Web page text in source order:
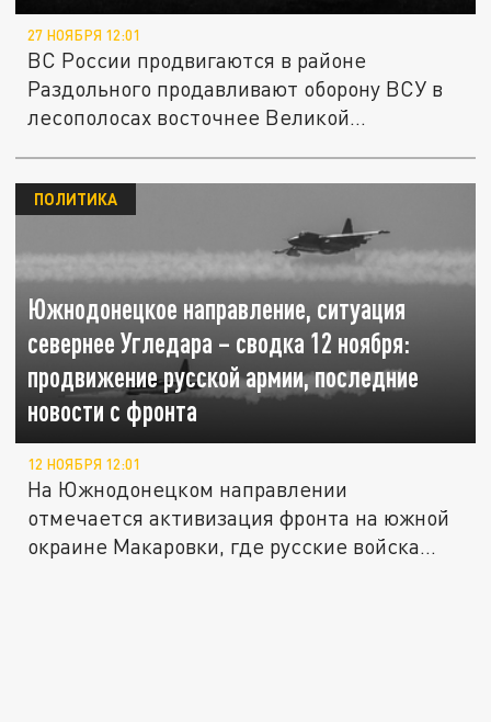
27 НОЯБРЯ 12:01
ВС России продвигаются в районе
Раздольного продавливают оборону ВСУ в
лесополосах восточнее Великой
Южнодонецкое направление, ситуация
севернее Угледара – сводка 12 ноября:
продвижение русской армии, последние
новости с фронта
ПОЛИТИКА
12 НОЯБРЯ 12:01
На Южнодонецком направлении
отмечается активизация фронта на южной
окраине Макаровки, где русские войска